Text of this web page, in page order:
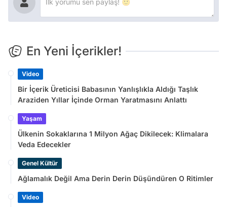
En Yeni İçerikler!
Video
Bir İçerik Üreticisi Babasının Yanlışlıkla Aldığı Taşlık
Araziden Yıllar İçinde Orman Yaratmasını Anlattı
Yaşam
Ülkenin Sokaklarına 1 Milyon Ağaç Dikilecek: Klimalara
Veda Edecekler
Genel Kültür
Ağlamalık Değil Ama Derin Derin Düşündüren O Ritimler
Video